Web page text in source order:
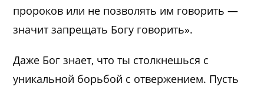
пророков или не позволять им говорить —
значит запрещать Богу говорить».
Даже Бог знает, что ты столкнешься с
уникальной борьбой с отвержением. Пусть